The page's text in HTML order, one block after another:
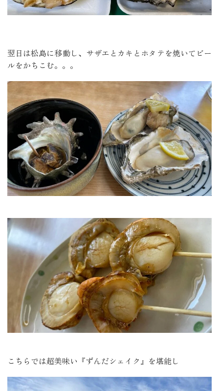
翌日は松島に移動し、サザエとカキとホタテを焼いてビー
ルをかちこむ。。。
こちらでは超美味い『ずんだシェイク』を堪能し